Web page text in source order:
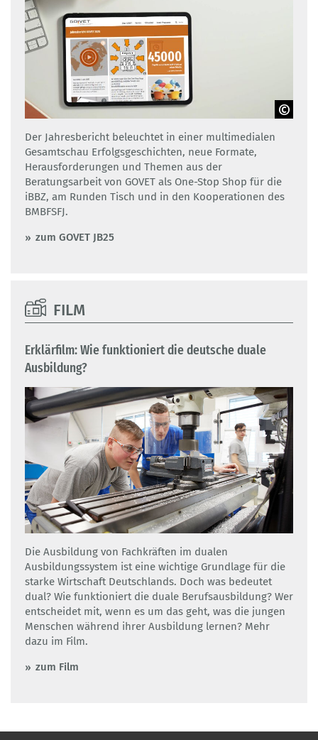
Adobe Stock / GOVET
Der Jahresbericht beleuchtet in einer multimedialen
Gesamtschau Erfolgsgeschichten, neue Formate,
Herausforderungen und Themen aus der
Beratungsarbeit von GOVET als One-Stop Shop für die
iBBZ, am Runden Tisch und in den Kooperationen des
BMBFSFJ.
zum GOVET JB25
FILM
Erklärfilm: Wie funktioniert die deutsche duale
Ausbildung?
Die Ausbildung von Fachkräften im dualen
Ausbildungssystem ist eine wichtige Grundlage für die
starke Wirtschaft Deutschlands. Doch was bedeutet
dual? Wie funktioniert die duale Berufsausbildung? Wer
entscheidet mit, wenn es um das geht, was die jungen
Menschen während ihrer Ausbildung lernen? Mehr
dazu im Film.
zum Film